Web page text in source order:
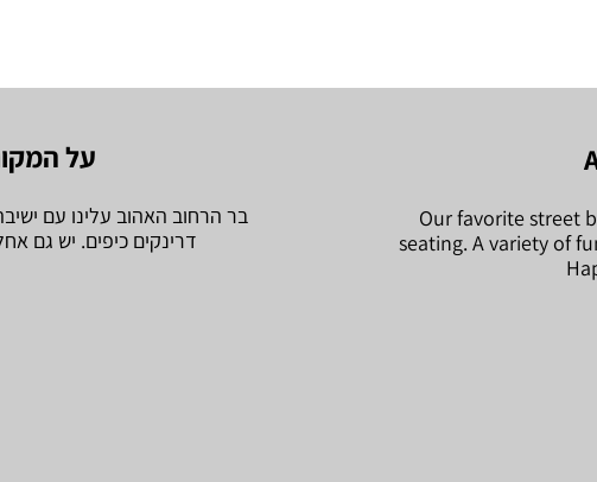
על
בר הרחוב האהוב עלינו עם
דרינקים כיפים. יש גם
Our favorite street
seating. A variety of